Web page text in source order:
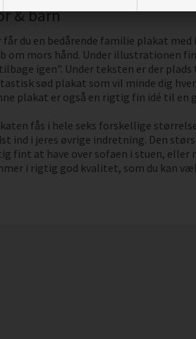
& barn
får du en bedårende familie plakat
om mors hånd. Under illustrationen
igen". Under teksten er der
sød plakat som vil minde dig
plakat er også en rigtig fin idé til en
fås i hele seks forskellige
ind i jeres øvrige indretning. Den
fint at have over sofaen i stuen, eller
i rigtig god kvalitet, som du kan